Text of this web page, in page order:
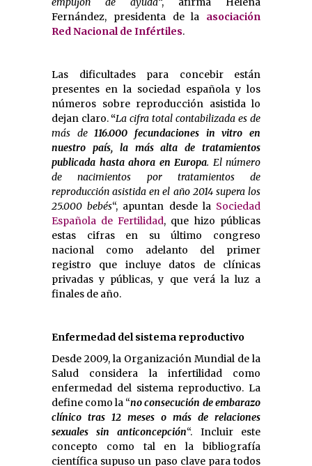
Fernández, presidenta de la asociación
Red Nacional de Infértiles.
Las dificultades para concebir están
presentes en la sociedad española y los
números sobre reproducción asistida lo
dejan claro.“La cifra total contabilizada es de
más de 116.000 fecundaciones in vitro en
nuestro país, la más alta de tratamientos
publicada hasta ahora en Europa. El número
de nacimientos por tratamientos de
reproducción asistida en el año 2014 supera los
25.000 bebés“, apuntan desde la Sociedad
Española de Fertilidad, que hizo públicas
estas cifras en su último congreso
nacional como adelanto del primer
registro que incluye datos de clínicas
privadas y públicas, y que verá la luz a
finales de año.
Enfermedad del sistema reproductivo
Desde 2009, la Organización Mundial de la
Salud considera la infertilidad como
enfermedad del sistema reproductivo. La
define como la “no consecución de embarazo
clínico tras 12 meses o más de relaciones
sexuales sin anticoncepción“. Incluir este
concepto como tal en la bibliografía
científica supuso un paso clave para todos